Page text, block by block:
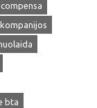
bta